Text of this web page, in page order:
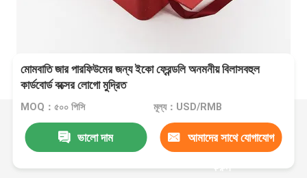
মোমবাতি জার পারফিউমের জন্য ইকো ফ্রেন্ডলি অনমনীয় বিলাসবহুল
কার্ডবোর্ড বক্সের লোগো মুদ্রিত
MOQ：৫০০ পিসি মূল্য：USD/RMB
ভালো দাম আমাদের সাথে যোগাযোগ
করুন